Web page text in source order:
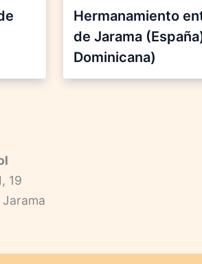
Hermanamiento
de Jarama
Dominicana)
19